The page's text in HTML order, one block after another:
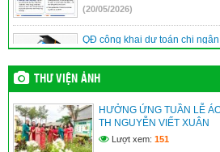
(20/05/2026)
QĐ công khai dự toán chi
(10/04/2026)
THƯ VIỆN ẢNH
HƯỞNG ỨNG TUẦN LỄ
TH NGUYỄN VIẾT XUÂN
Lượt xem: 151